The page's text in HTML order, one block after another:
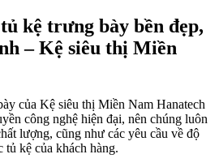
kệ trưng bày bền đẹp,
– Kệ siêu thị Miền
của Kệ siêu thị Miền Nam Hanatech
công nghệ hiện đại, nên chúng luôn
lượng, cũng như các yêu cầu về độ
kệ của khách hàng.